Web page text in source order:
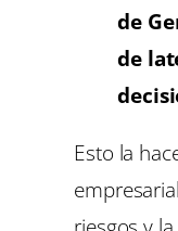
de
de
Esto la